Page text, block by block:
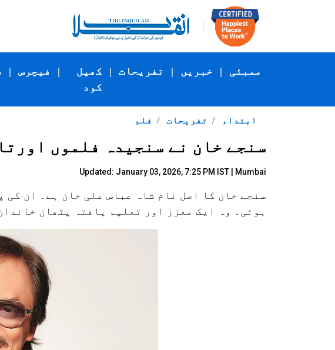
| فیچرس |
کھیل
کود
| تفریحات | خبریں | ممبئی
فلم تفریحات ابتداء
سنجے خان نے سنجیدہ فلموں
Updated: January 03, 2026, 7:25 PM IST | Mumbai
ہوئی۔ وہ ایک معزز اور تعلیم یافتہ پٹھان